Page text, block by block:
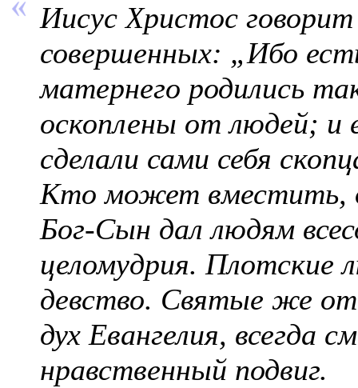
Иисус Христос говорит
совершенных: „Ибо
матернего родились
оскоплены от людей; и
сделали сами себя
Кто может вместить,
Бог-Сын дал людям
целомудрия. Плотские
девство. Святые же
дух Евангелия, всегда
нравственный подвиг.